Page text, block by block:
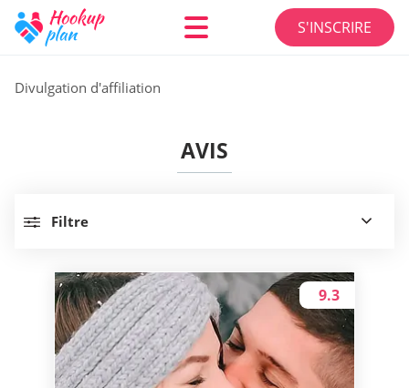
S'INSCRIRE
Divulgation d'affiliation
AVIS
Filtre
9.3